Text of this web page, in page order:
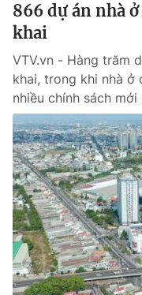
Liên hệ tòa soạn
THỜI BÁO VTV
Theo dõi báo trên
Cơ quan chủ quản:Đài
Cơ quan báo chí:Thời
Giấy phép hoạt động
cấp ngày 29/12/2023
Tổng Biên tập:Vũ
866 dự án nhà
khai
VTV.vn - Hàng trăm
khai, trong khi nhà ở
nhiều chính sách